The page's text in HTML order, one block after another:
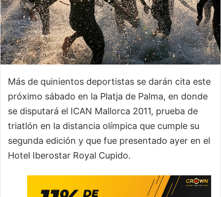
Más de quinientos deportistas se darán cita este
próximo sábado en la Platja de Palma, en donde
se disputará el ICAN Mallorca 2011, prueba de
triatlón en la distancia olímpica que cumple su
segunda edición y que fue presentado ayer en el
Hotel Iberostar Royal Cupido.